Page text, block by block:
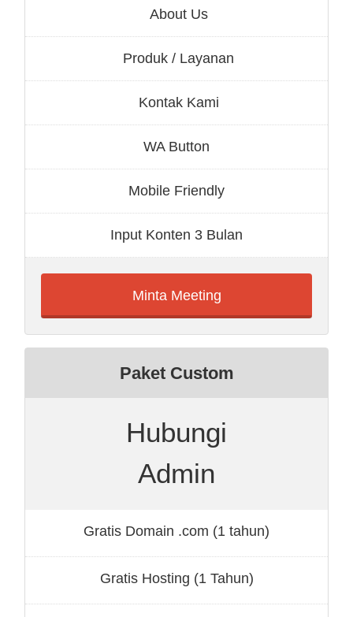
About Us
Produk / Layanan
Kontak Kami
WA Button
Mobile Friendly
Input Konten 3 Bulan
Minta Meeting
Paket Custom
Hubungi
Admin
Gratis Domain .com (1 tahun)
Gratis Hosting (1 Tahun)